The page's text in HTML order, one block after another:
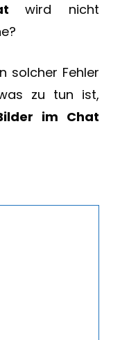
wird nicht
solcher Fehler
zu tun ist,
im Chat